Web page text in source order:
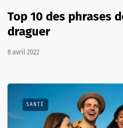
Top 10 des phrases
draguer
8 avril 2022
SANTÉ